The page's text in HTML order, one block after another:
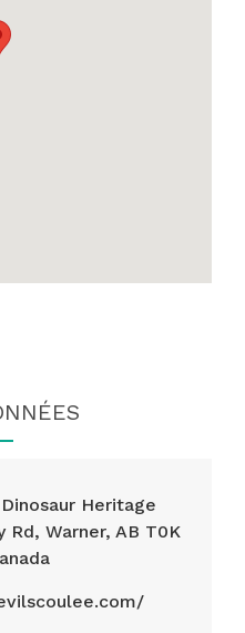
Heritage
Rd, Warner, AB T0K